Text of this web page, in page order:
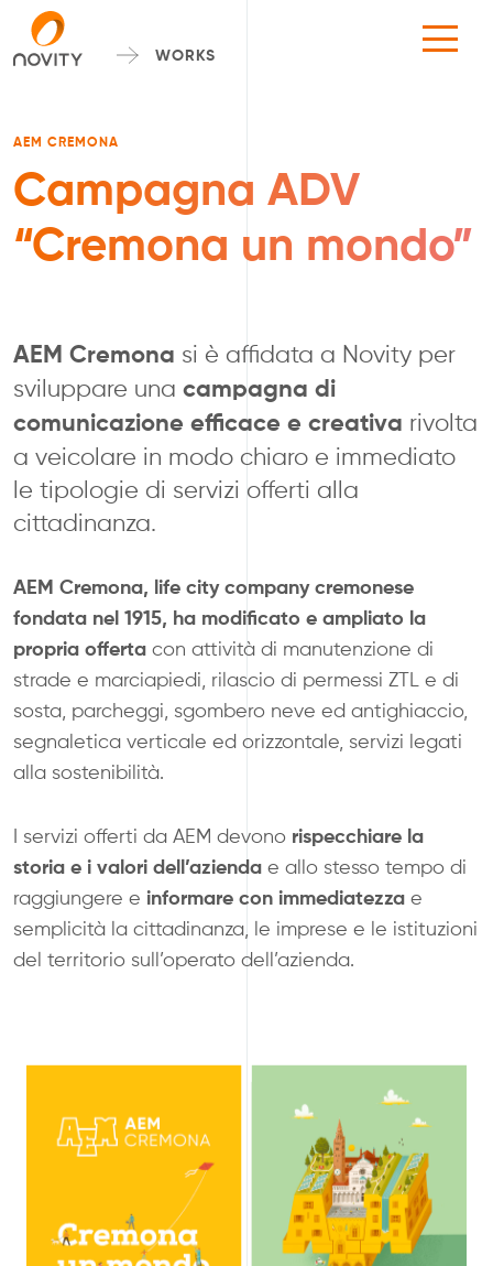
WORKS
AEM CREMONA
Campagna ADV
“Cremona un mondo”
AEM Cremona si è affidata a Novity per
sviluppare una campagna di
comunicazione efficace e creativa rivolta
a veicolare in modo chiaro e immediato
le tipologie di servizi offerti alla
cittadinanza.
AEM Cremona, life city company cremonese
fondata nel 1915, ha modificato e ampliato la
propria offerta con attività di manutenzione di
strade e marciapiedi, rilascio di permessi ZTL e di
sosta, parcheggi, sgombero neve ed antighiaccio,
segnaletica verticale ed orizzontale, servizi legati
alla sostenibilità.
I servizi offerti da AEM devono rispecchiare la
storia e i valori dell’azienda e allo stesso tempo di
raggiungere e informare con immediatezza e
semplicità la cittadinanza, le imprese e le istituzioni
del territorio sull’operato dell’azienda.